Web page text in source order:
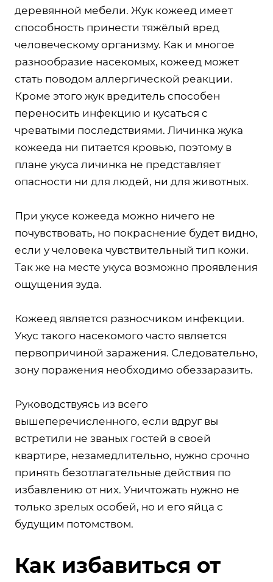
деревянной мебели. Жук кожеед имеет
способность принести тяжёлый вред
человеческому организму. Как и многое
разнообразие насекомых, кожеед может
стать поводом аллергической реакции.
Кроме этого жук вредитель способен
переносить инфекцию и кусаться с
чреватыми последствиями. Личинка жука
кожееда ни питается кровью, поэтому в
плане укуса личинка не представляет
опасности ни для людей, ни для животных.
При укусе кожееда можно ничего не
почувствовать, но покраснение будет видно,
если у человека чувствительный тип кожи.
Так же на месте укуса возможно проявления
ощущения зуда.
Кожеед является разносчиком инфекции.
Укус такого насекомого часто является
первопричиной заражения. Следовательно,
зону поражения необходимо обеззаразить.
Руководствуясь из всего
вышеперечисленного, если вдруг вы
встретили не званых гостей в своей
квартире, незамедлительно, нужно срочно
принять безотлагательные действия по
избавлению от них. Уничтожать нужно не
только зрелых особей, но и его яйца с
будущим потомством.
Как избавиться от